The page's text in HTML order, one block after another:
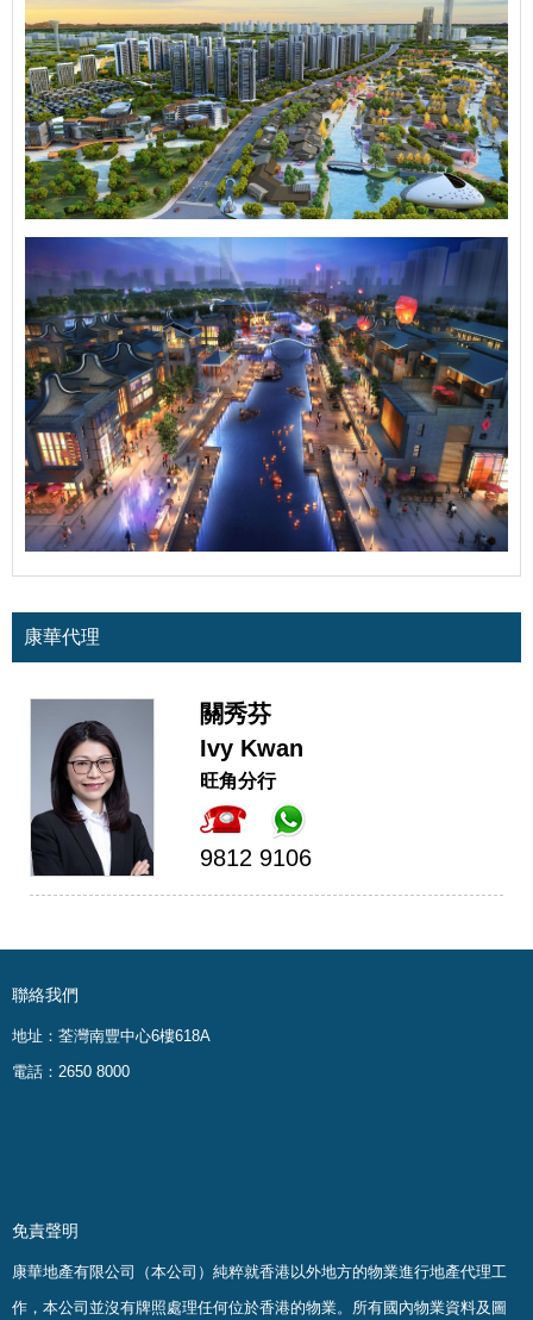
康華代理
關秀芬
Ivy Kwan
旺角分行
9812 9106
聯絡我們
地址：荃灣南豐中心6樓618A
電話：2650 8000
免責聲明
康華地產有限公司（本公司）純粹就香港以外地方的物業進行地產代理工
作，本公司並沒有牌照處理任何位於香港的物業。 所有國內物業資料及圖